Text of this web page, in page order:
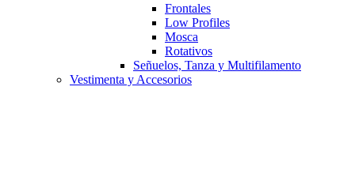
Frontales
Low Profiles
Mosca
Rotativos
Señuelos, Tanza y Multifilamento
Vestimenta y Accesorios